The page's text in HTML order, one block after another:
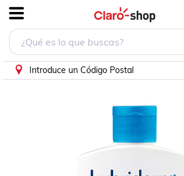
Introduce un Código Postal
Crema Lubriderm para Piel Normal 120 ml